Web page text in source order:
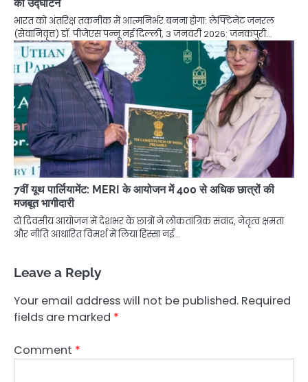
का उद्घाटन
भारत को अंतरिक्ष तकनीक में आत्मनिर्भर बनना होगा: लेफ्टिनेंट जनरल
(सेवानिवृत्त) डॉ. पीजेएस पन्नू नई दिल्ली, 3 जनवरी 2026: जनकपुरी…
7वीं यूथ पार्लियामेंट: MERI के आयोजन में 400 से अधिक छात्रों की
मजबूत भागीदारी
दो दिवसीय आयोजन में देशभर के छात्रों ने लोकतांत्रिक संवाद, नेतृत्व क्षमता
और नीति आधारित विमर्श में लिया हिस्सा नई…
Leave a Reply
Your email address will not be published. Required
fields are marked *
Comment *